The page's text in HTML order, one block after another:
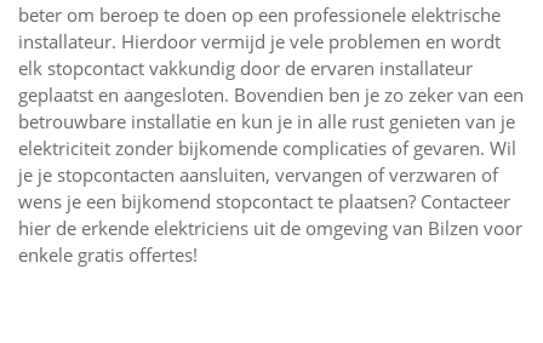
beter om beroep te doen op een professionele elektrische
installateur. Hierdoor vermijd je vele problemen en wordt
elk stopcontact vakkundig door de ervaren installateur
geplaatst en aangesloten. Bovendien ben je zo zeker van een
betrouwbare installatie en kun je in alle rust genieten van je
elektriciteit zonder bijkomende complicaties of gevaren. Wil
je je stopcontacten aansluiten, vervangen of verzwaren of
wens je een bijkomend stopcontact te plaatsen? Contacteer
hier de erkende elektriciens uit de omgeving van Bilzen voor
enkele gratis offertes!